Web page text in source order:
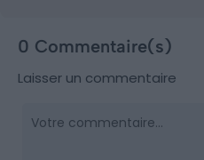
0 Commentaire(s)
Laisser un commentaire